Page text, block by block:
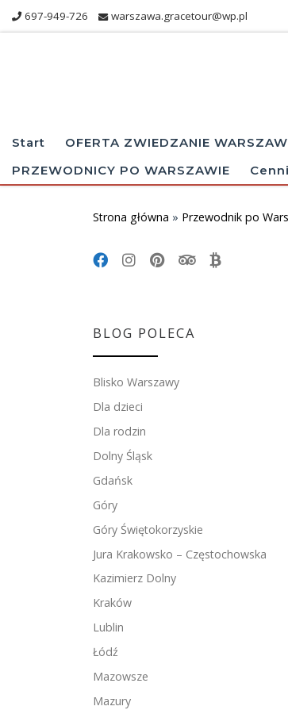
Skip to content
697-949-726 warszawa.gracetour@wp.pl
Start OFERTA ZWIEDZANIE
PRZEWODNICY PO WARSZAWIE
Strona główna » Przewodnik po
BLOG POLECA
Blisko Warszawy
Dla dzieci
Dla rodzin
Dolny Śląsk
Gdańsk
Góry
Góry Świętokorzyskie
Jura Krakowsko – Częstochowska
Kazimierz Dolny
Kraków
Lublin
Łódź
Mazowsze
Mazury